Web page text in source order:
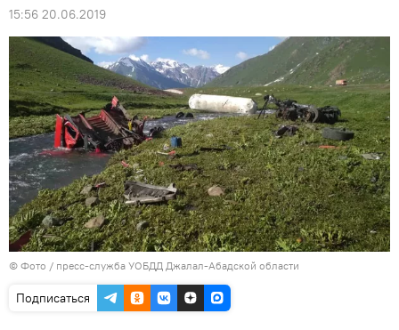
15:56 20.06.2019
© Фото / пресс-служба УОБДД Джалал-Абадской области
Подписаться